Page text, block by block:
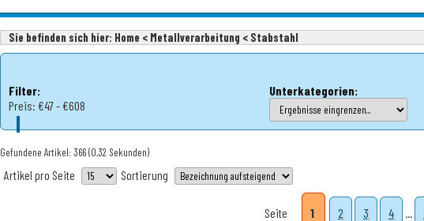
Sie befinden sich hier: Home < Metallverarbeitung < Stabstahl
Filter:
Preis: €47 - €608
Unterkategorien:
Gefundene Artikel: 366(0,32 Sekunden)
Artikel pro Seite Sortierung
Seite 1 2 3 4